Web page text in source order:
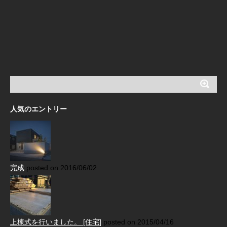
人気のエントリー
完成 posted on 2016/06/02
上棟式を行いました。 [住宅] posted on 2015/04/16